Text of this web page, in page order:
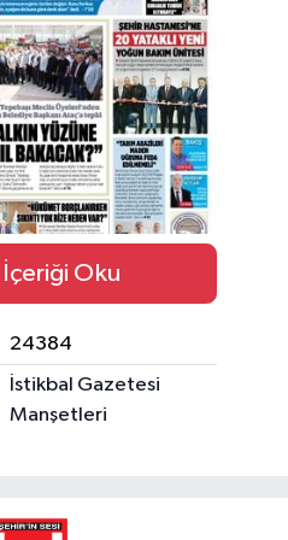
İçeriği Oku
24384
İstikbal Gazetesi
Manşetleri